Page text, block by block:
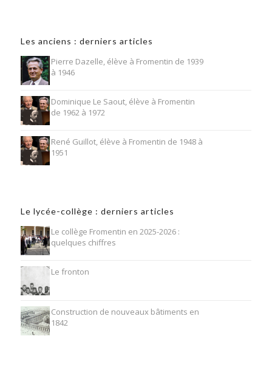
Les anciens : derniers articles
Pierre Dazelle, élève à Fromentin de 1939
à 1946
Dominique Le Saout, élève à Fromentin
de 1962 à 1972
René Guillot, élève à Fromentin de 1948 à
1951
Le lycée-collège : derniers articles
Le collège Fromentin en 2025-2026 :
quelques chiffres
Le fronton
Construction de nouveaux bâtiments en
1842